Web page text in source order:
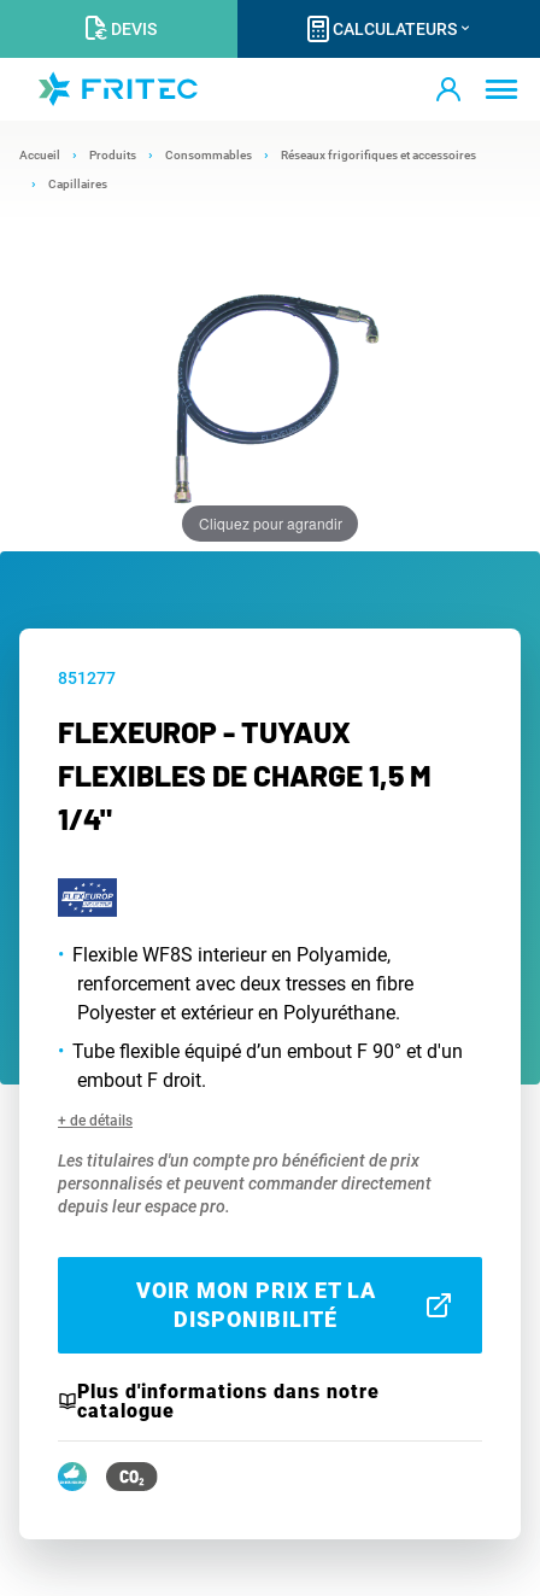
DEVIS CALCULATEURS
Accueil Produits Consommables Réseaux frigorifiques et accessoires
Capillaires
Cliquez pour agrandir
851277
FLEXEUROP - TUYAUX
FLEXIBLES DE CHARGE 1,5 M
1/4"
Flexible WF8S interieur en Polyamide,
renforcement avec deux tresses en fibre
Polyester et extérieur en Polyuréthane.
Tube flexible équipé d’un embout F 90° et d'un
embout F droit.
+ de détails
Les titulaires d'un compte pro bénéficient de prix
personnalisés et peuvent commander directement
depuis leur espace pro.
VOIR MON PRIX ET LA
DISPONIBILITÉ
Plus d'informations dans notre
catalogue